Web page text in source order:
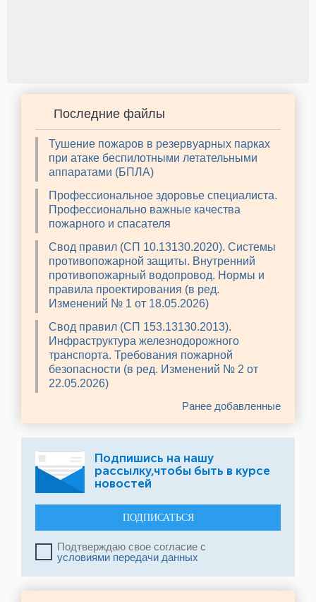
Последние файлы
Тушение пожаров в резервуарных парках
при атаке беспилотными летательными
аппаратами (БПЛА)
Профессиональное здоровье специалиста.
Профессионально важные качества
пожарного и спасателя
Свод правил (СП 10.13130.2020). Системы
противопожарной защиты. Внутренний
противопожарный водопровод. Нормы и
правила проектирования (в ред.
Изменений № 1 от 18.05.2026)
Свод правил (СП 153.13130.2013).
Инфраструктура железнодорожного
транспорта. Требования пожарной
безопасности (в ред. Изменений № 2 от
22.05.2026)
Ранее добавленные
Подпишись на нашу
рассылку,чтобы быть в курсе
новостей
ПОДПИСАТЬСЯ
Подтверждаю свое согласие с
условиями передачи данных